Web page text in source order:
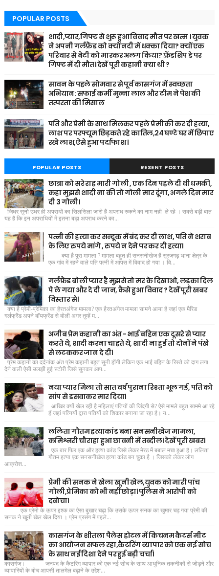
POPULAR POSTS
शादी,प्यार,गिफ्ट से शुरू हुआ विवाद मौत पर खत्म । युवक
ने अपनी गर्लफ्रैंड को क्यों नदी में धक्का दिया? क्यों एक
परिवार से बेटी को मारकर अलग किया? फ़्रेंडशिप डे पर
गिफ्ट में दी मौत। देखें पूरी कहानी क्या थी ?
सावन के पहले सोमवार से पूर्व कासगंज में स्वच्छता
अभियान: सफाई कर्मी मुन्ना लाल और टीम ने पेश की
तत्परता की मिसाल
पति और प्रेमी के साथ मिलकर पहले प्रेमी की कर दी हत्या,
लाश पर परफ्यूम छिड़कते रहे कातिल,24 घण्टे घर में छिपाए
रखे लाश,ऐसे हुआ पर्दाफाश ।
POPULAR POSTS RESENT POSTS
छात्रा को सरे राह मारी गोली , एक दिन पहले दी थी धमकी,
कहा मुझसे शादी ना की तो गोली मार दूंगा, अगले दिन मार
दी 3 गोली।
जिधर सुनो उधर ही अपराधों का सिलसिला जारी है अपराध रुकने का नाम नही ले रहे । सबसे बड़ी बात
यह है कि इन अपराधियों में इतना बड़ा अपराध करने का...
पत्नी की हत्या कर सन्दूक में बंद कर दी लाश, पति ने शराब
के लिए रुपये मांगे , रुपये न देने पर कर दी हत्या।
क्या है पूरा मामला ? मामला बहुत ही सनसनीखेज है सूरजगढ़ थाना क्षेत्र के
एक गांव में रहने वाले पति पत्नी में आपस में विवाद हो गया । वि...
गर्लफ्रैंड बोली प्यार है मुझसे तो मर के दिखाओ, लड़का दिल
पे ले गया और दे दी जान, कैसे हुआ विवाद ? देखें पूरी खबर
विस्तार से।
क्या है प्रेमी-प्रेमिका का हैरतअंगेज मामला? एक हैरतअंगेज मामला सामने आया है जहां एक मैरिड
गर्लफ्रैंड अपने बॉयफ्रेंड से बोली अगर तुम्हें म...
अजीब प्रेम कहानी का अंत - भाई बहिन एक दूसरे से प्यार
करते थे, शादी करना चाहते थे, शादी ना हुई तो दोनों ने पंखे
से लटककर जान दे दी।
प्रेम कहानी का दर्दनांक अंत प्रेम कहानी बहुत सुनी होंगी लेकिन एक भाई बहिन के रिस्ते को दाग लगा
देने वाली ऐसी उलझी हुई स्टोरी जिसे सुनकर आप...
नया प्यार मिला तो सात वर्ष पुराना रिश्ता भूल गई, पति को
सांप से डसवाकर मार दिया।
आखिर क्यों खेल रही है महिलाएं पतियों की जिंदगी से? ऐसे मामले बहुत साममे आ रहे
हैं जहां पत्नियों द्वारा पतियों को शिकार बनाया जा रहा है। य...
ललिता गौतम हत्याकांड बना सनसनीखेज मामला,
कमिश्नरी चौराहा हुआ छावनी में तब्दील। देखें पूरी खबर।
एक बार फिर एक और हत्या कांड जिसे लेकर मेरठ में बबाल मचा हुआ है। ललिता
गौतम हत्या एक सनसनीखेज हत्या कांड बन चुका है । जिसको लेकर लोग
आक्रोश...
प्रेमी की सनक ने खेला खूनी खेल,युवक को मारी पांच
गोली,प्रेमिका को भी नहीं छोड़ा। पुलिस ने आरोपी को
दबोचा।
एक प्रेमी के ऊपर इश्क का ऐसा बुखार चढ़ा कि उसके ऊपर सनक का खुमार चढ़ गया प्रेमी की
सनक ने खूनी खेल खेल दिया । प्रेम प्रसंग में पहले...
कासगंज के शीतला पैलेस होटल में किचनम कैटर्स मीट
का आयोजन सफल रहा,कैटरिंग व्यापार को एक नई सोच
के साथ नई दिशा देने पर हुई बड़ी चर्चा।
कासगंज। जनपद के कैटरिंग व्यापार को एक नई सोच के साथ आधुनिक तकनीकों से जोड़ने और
व्यापारियों के बीच आपसी तालमेल बढ़ाने के उद्देश...